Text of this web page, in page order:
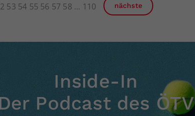
53 54 55 56 57 58 110 nächste
Inside-In
Podcast des ÖTV